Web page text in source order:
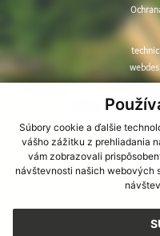
Súbory cookie a ďalšie
vášho zážitku z prehliadania
vám zobrazovali
návštevnosti našich webových
CMS systém
webhosting
,